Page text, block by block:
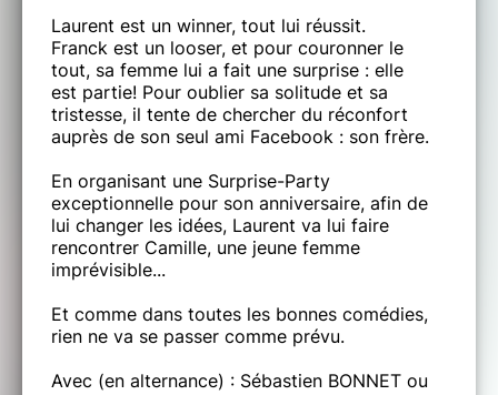
Laurent est un winner, tout lui réussit.
Franck est un looser, et pour couronner le
tout, sa femme lui a fait une surprise : elle
est partie! Pour oublier sa solitude et sa
tristesse, il tente de chercher du réconfort
auprès de son seul ami Facebook : son frère.
En organisant une Surprise-Party
exceptionnelle pour son anniversaire, afin de
lui changer les idées, Laurent va lui faire
rencontrer Camille, une jeune femme
imprévisible...
Et comme dans toutes les bonnes comédies,
rien ne va se passer comme prévu.
Avec (en alternance) : Sébastien BONNET ou